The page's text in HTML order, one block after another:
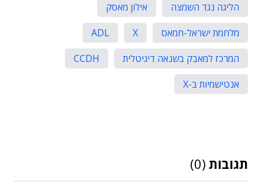
הליגה נגד השמצה
אילון מאסק
מלחמת ישראל-חמאס
X
ADL
המרכז למאבק בשנאה דיגיטלית
CCDH
אנטישמיות ב-X
תגובות (0)